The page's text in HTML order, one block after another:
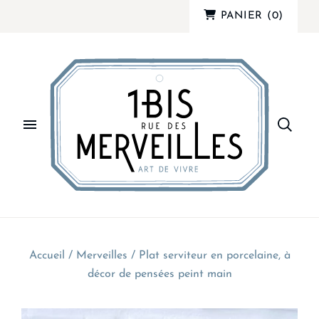
PANIER (0)
Accueil / Merveilles / Plat serviteur en porcelaine, à
décor de pensées peint main